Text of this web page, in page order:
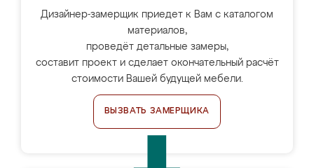
Дизайнер-замерщик приедет к Вам с каталогом
материалов,
проведёт детальные замеры,
составит проект и сделает окончательный расчёт
стоимости Вашей будущей мебели.
ВЫЗВАТЬ ЗАМЕРЩИКА